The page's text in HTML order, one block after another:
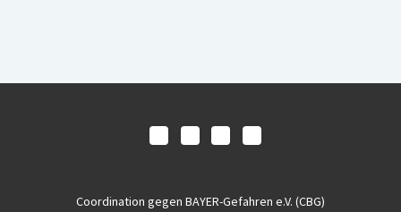
Coordination gegen BAYER-Gefahren e.V. (CBG)